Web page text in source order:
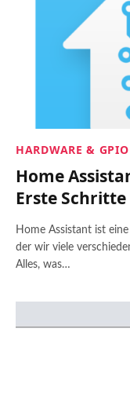
HARDWARE & GPIO
Home
Erste Schritte
Home Assistant ist
der wir viele
Alles, was…